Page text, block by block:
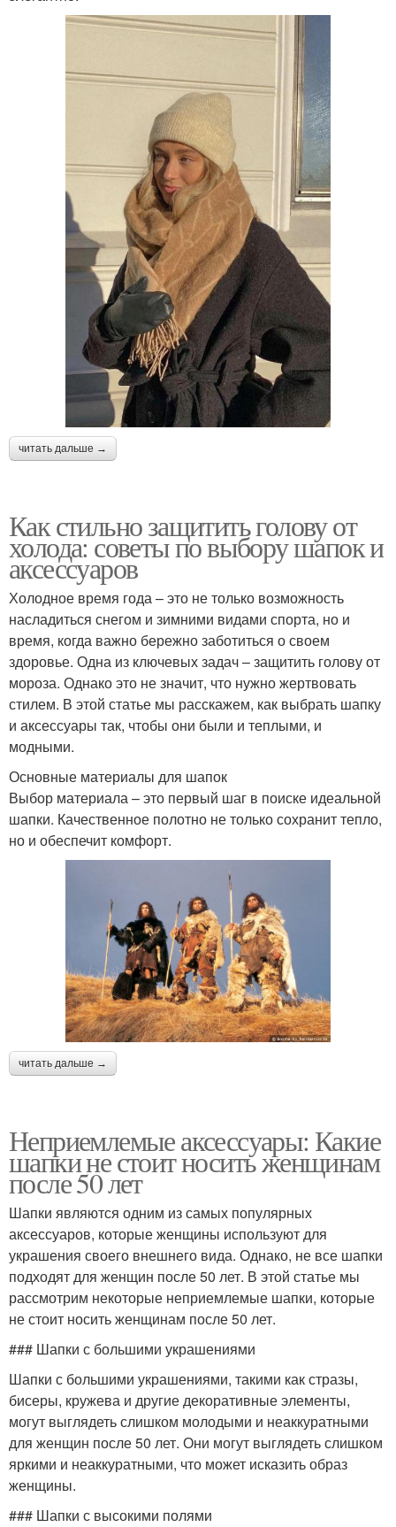
читать дальше →
Как стильно защитить голову от
холода: советы по выбору шапок и
аксессуаров
Холодное время года – это не только возможность
насладиться снегом и зимними видами спорта, но и
время, когда важно бережно заботиться о своем
здоровье. Одна из ключевых задач – защитить голову от
мороза. Однако это не значит, что нужно жертвовать
стилем. В этой статье мы расскажем, как выбрать шапку
и аксессуары так, чтобы они были и теплыми, и
модными.
Основные материалы для шапок
Выбор материала – это первый шаг в поиске идеальной
шапки. Качественное полотно не только сохранит тепло,
но и обеспечит комфорт.
читать дальше →
Неприемлемые аксессуары: Какие
шапки не стоит носить женщинам
после 50 лет
Шапки являются одним из самых популярных
аксессуаров, которые женщины используют для
украшения своего внешнего вида. Однако, не все шапки
подходят для женщин после 50 лет. В этой статье мы
рассмотрим некоторые неприемлемые шапки, которые
не стоит носить женщинам после 50 лет.
### Шапки с большими украшениями
Шапки с большими украшениями, такими как стразы,
бисеры, кружева и другие декоративные элементы,
могут выглядеть слишком молодыми и неаккуратными
для женщин после 50 лет. Они могут выглядеть слишком
яркими и неаккуратными, что может исказить образ
женщины.
### Шапки с высокими полями